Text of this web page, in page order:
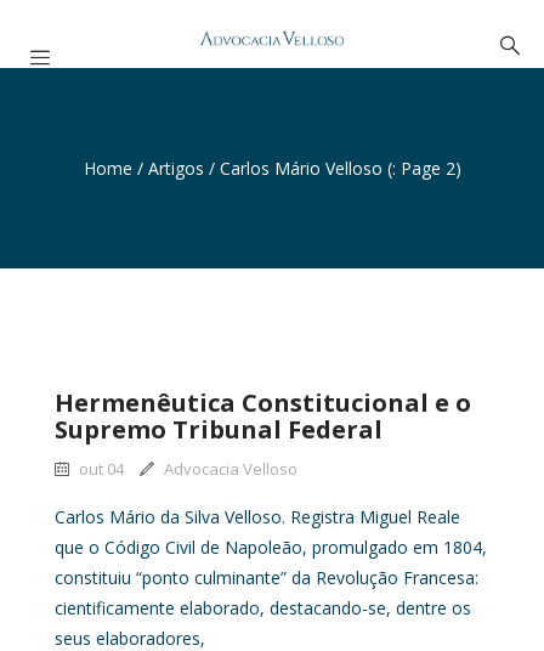
Home / Artigos / Carlos Mário Velloso (: Page 2)
Hermenêutica Constitucional e o
Supremo Tribunal Federal
out 04 Advocacia Velloso
Carlos Mário da Silva Velloso. Registra Miguel Reale
que o Código Civil de Napoleão, promulgado em 1804,
constituiu “ponto culminante” da Revolução Francesa:
cientificamente elaborado, destacando-se, dentre os
seus elaboradores,